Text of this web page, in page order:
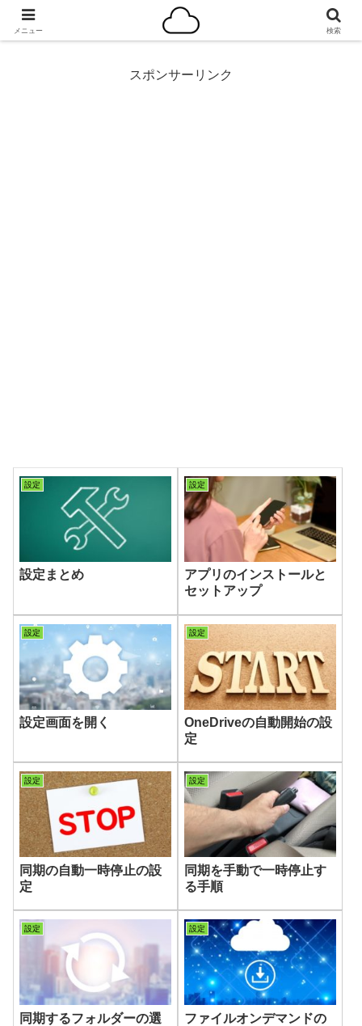
千里の道も一歩から
スポンサーリンク
設定
設定まとめ
設定
アプリのインストールと
セットアップ
設定
設定画面を開く
設定
OneDriveの自動開始の設
定
設定
同期の自動一時停止の設
定
設定
同期を手動で一時停止す
る手順
設定
同期するフォルダーの選
設定
ファイルオンデマンドの
メニュー 検索